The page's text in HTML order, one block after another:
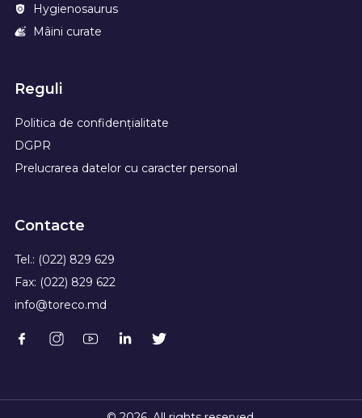
Hygienosaurus
Mâini curate
Reguli
Politica de confidențialitate
DGPR
Prelucrarea datelor cu caracter personal
Contacte
Tel.: (022) 829 629
Fax: (022) 829 622
info@toreco.md